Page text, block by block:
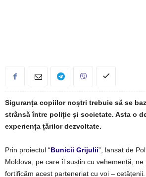
Siguranța copiilor noștri trebuie să se
strânsă între poliție și societate. Asta o
experiența țărilor dezvoltate.
Prin proiectul “Bunicii Grijulii” , lansat de
Moldova, pe care îl susțin cu vehemență, ne
fortificăm acest parteneriat cu voi –